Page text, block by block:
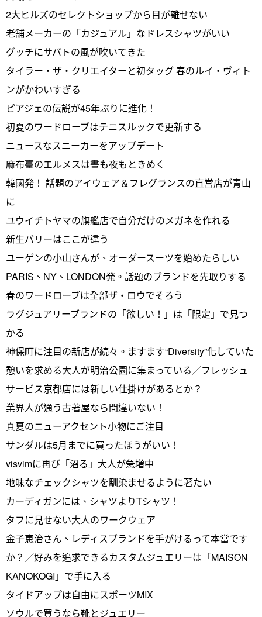
2大ヒルズのセレクトショップから目が離せない
老舗メーカーの「カジュアル」なドレスシャツがいい
グッチにサバトの風が吹いてきた
タイラー・ザ・クリエイターと初タッグ 春のルイ・ヴィト
ンがかわいすぎる
ピアジェの伝説が45年ぶりに進化！
初夏のワードローブはテニスルックで更新する
ニュースなスニーカーをアップデート
麻布臺のエルメスは晝も夜もときめく
韓國発！ 話題のアイウェア＆フレグランスの直営店が青山
に
ユウイチトヤマの旗艦店で自分だけのメガネを作れる
新生バリーはここが違う
ユーゲンの小山さんが、オーダースーツを始めたらしい
PARIS、NY、LONDON発。話題のブランドを先取りする
春のワードローブは全部ザ・ロウでそろう
ラグジュアリーブランドの「欲しい！」は「限定」で見つ
かる
神保町に注目の新店が続々。ますます“Diversity”化していた
憩いを求める大人が明治公園に集まっている／フレッシュ
サービス京都店には新しい仕掛けがあるとか？
業界人が通う古著屋なら間違いない！
真夏のニューアクセント小物にご注目
サンダルは5月までに買ったほうがいい！
visvimに再び「沼る」大人が急増中
地味なチェックシャツを馴染ませるように著たい
カーディガンには、シャツよりTシャツ！
タフに見せない大人のワークウェア
金子恵治さん、レディスブランドを手がけるって本當です
か？／好みを追求できるカスタムジュエリーは「MAISON
KANOKOGI」で手に入る
タイドアップは自由にスポーツMIX
ソウルで買うなら靴とジュエリー